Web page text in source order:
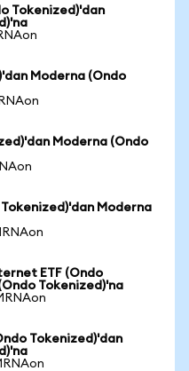
Tokenized)'dan
Moderna (Ondo
Moderna (Ondo
Moderna
ETF (Ondo
Tokenized)'na
Tokenized)'dan